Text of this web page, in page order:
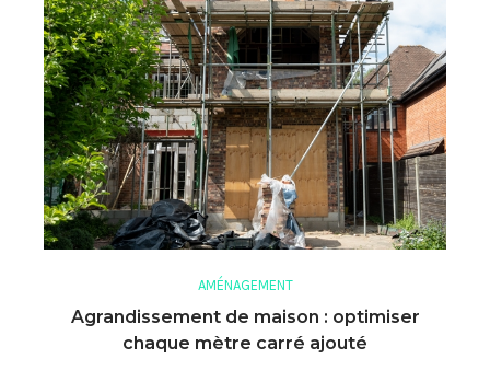
AMÉNAGEMENT
Agrandissement de maison : optimiser
chaque mètre carré ajouté